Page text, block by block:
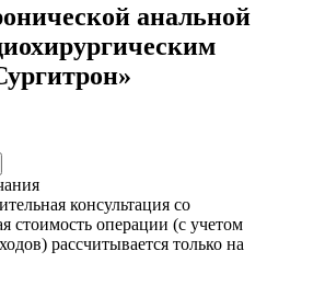
анальной
консультация со
стоимость операции (с учетом
рассчитывается только на